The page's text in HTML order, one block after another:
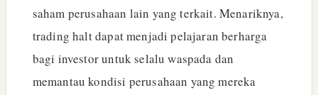
saham perusahaan lain yang terkait. Menariknya,
trading halt dapat menjadi pelajaran berharga
bagi investor untuk selalu waspada dan
memantau kondisi perusahaan yang mereka